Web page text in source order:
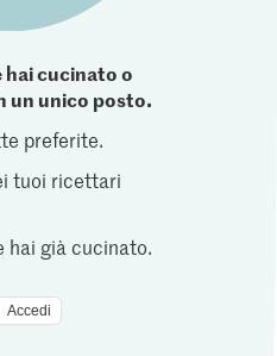
cucinato o
un unico posto.
preferite.
tuoi ricettari
hai già cucinato.
Accedi